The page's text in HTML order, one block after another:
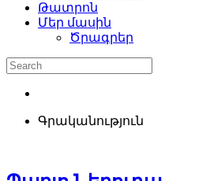
Թատրոն
Մեր մասին
Ծրագրեր
Գրականություն